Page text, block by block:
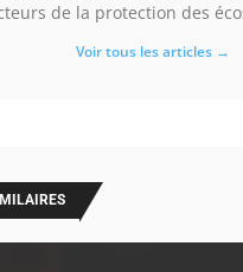
de la protection des
Voir tous les articles →